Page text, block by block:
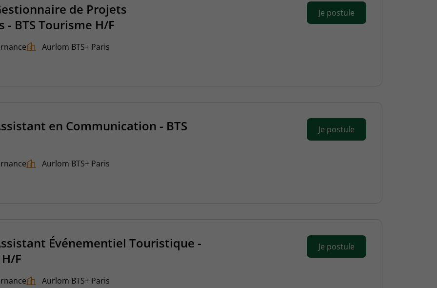
de Projets
- BTS Tourisme H/F
Aurlom BTS+ Paris
Je postule
en Communication - BTS
Aurlom BTS+ Paris
Je postule
Événementiel Touristique -
F
Aurlom BTS+ Paris
Je postule